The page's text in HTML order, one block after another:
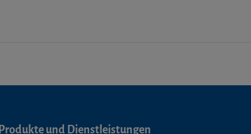
Produkte und Dienstleistungen